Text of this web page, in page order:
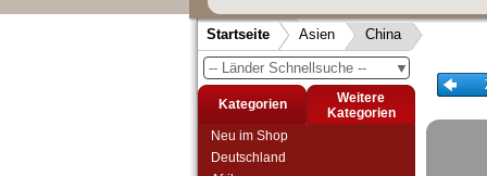
schnellen, sicheren und
Service
Schneller und sicherer Versand-
Bestellungen werktags bis 14:00 Uhr,
noch am selben Tag verschickt werden.
(Versand mit DHL oder Deutsche Post)
Startseite Asien China
▼
-- Länder Schnellsuche --
Kategorien
Weitere
Kategorien
Neu im Shop
Deutschland